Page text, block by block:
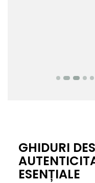
GHIDURI
ESENȚIALE